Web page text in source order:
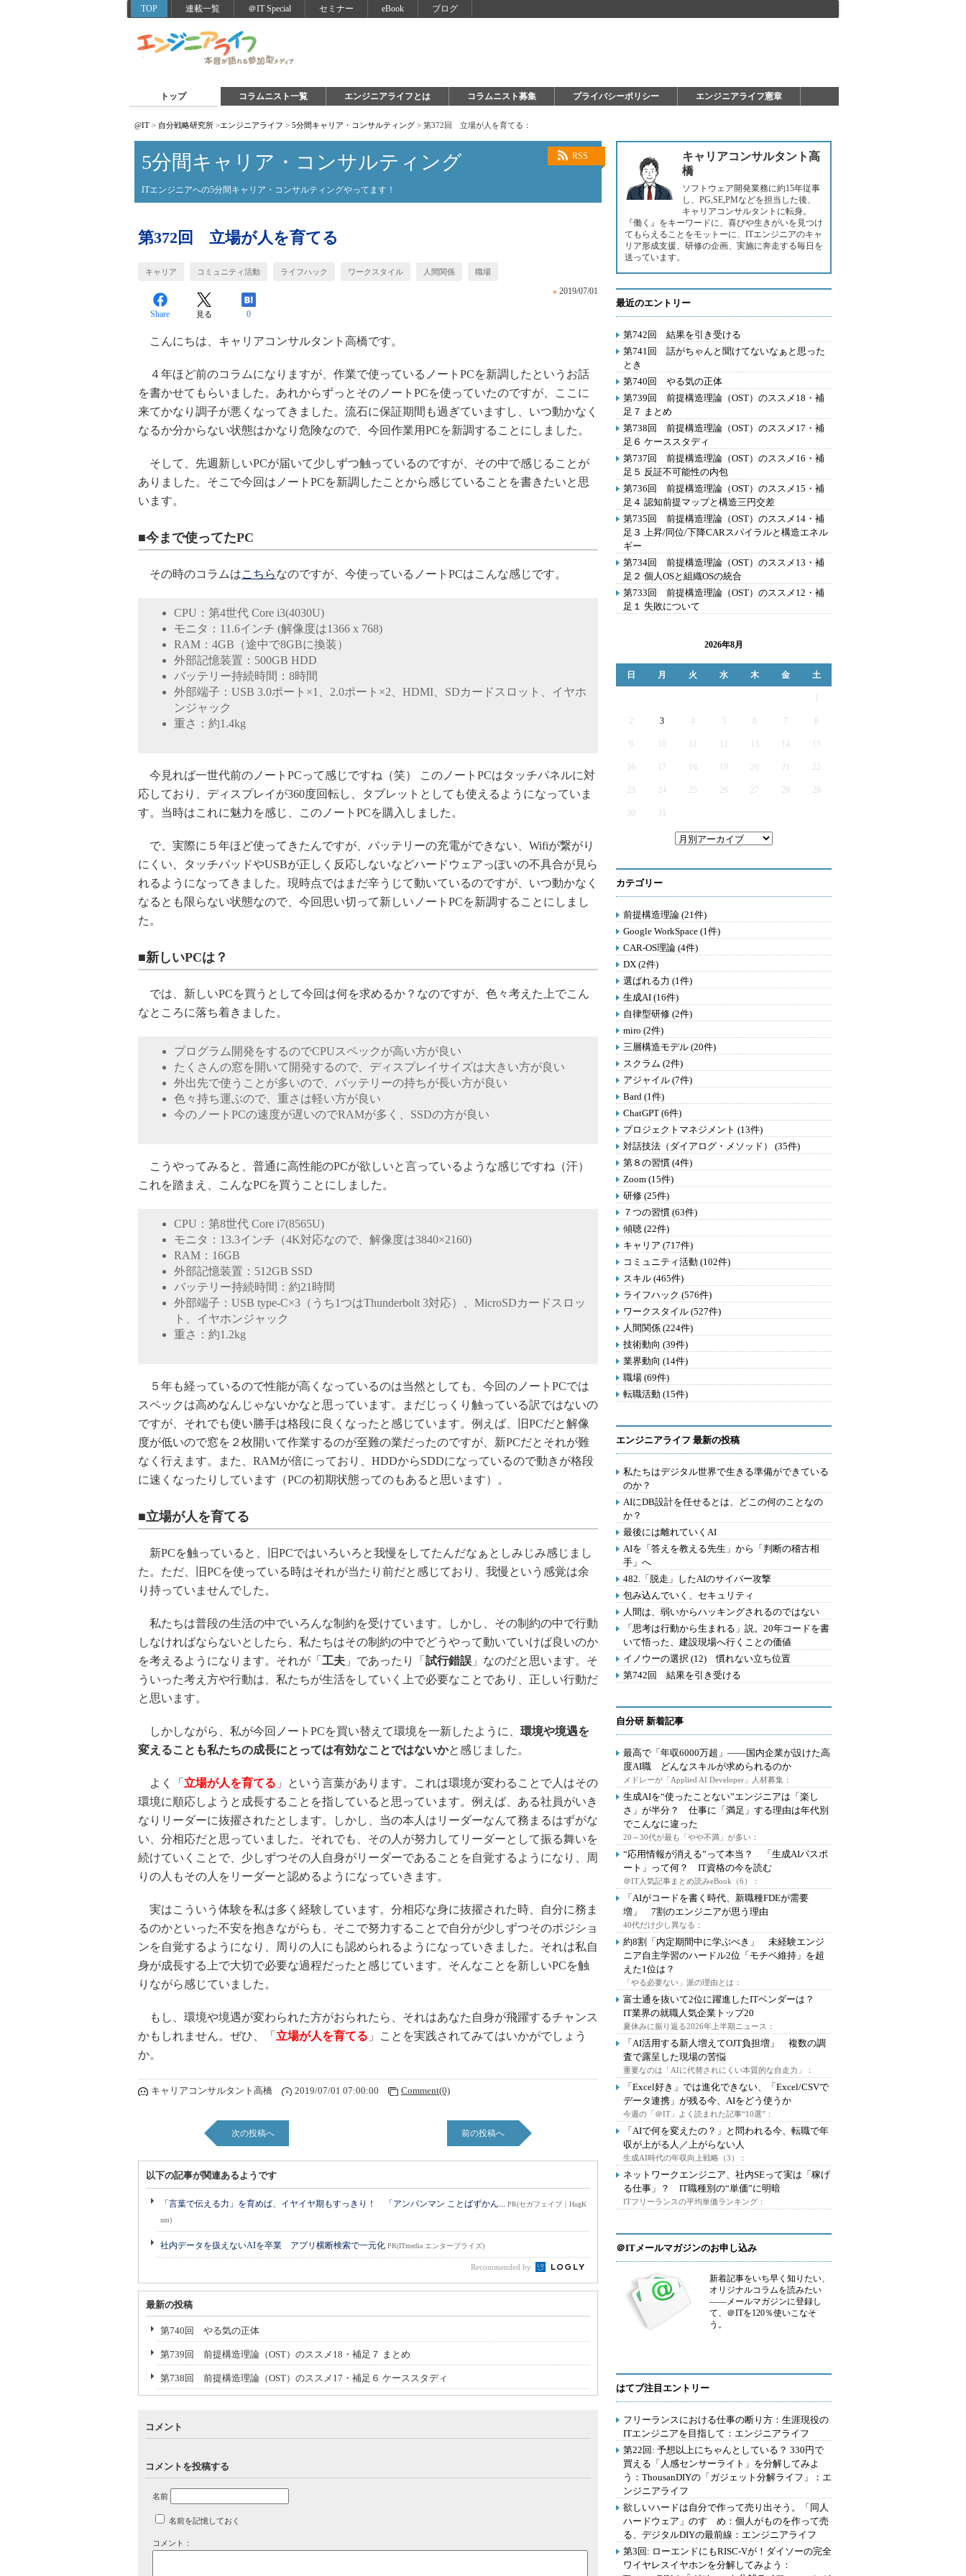
TOP 連載一覧 ＠IT Special セミナー eBook ブログ
トップ コラムニスト一覧 エンジニアライフとは コラムニスト募集 プライバシーポリシー エンジニアライフ憲章
@IT > 自分戦略研究所 >エンジニアライフ > 5分間キャリア・コンサルティング > 第372回 立場が人を育てる：
RSS
5分間キャリア・コンサルティング
ITエンジニアへの5分間キャリア・コンサルティングやってます！
第372回 立場が人を育てる
キャリア コミュニティ活動 ライフハック ワークスタイル 人間関係 職場
» 2019/07/01
Share 見る 0
こんにちは、キャリアコンサルタント高橋です。
４年ほど前のコラムになりますが、作業で使っているノートPCを新調したというお話
を書かせてもらいました。あれからずっとそのノートPCを使っていたのですが、ここに
来てかなり調子が悪くなってきました。流石に保証期間も過ぎていますし、いつ動かなく
なるか分からない状態はかなり危険なので、今回作業用PCを新調することにしました。
そして、先週新しいPCが届いて少しずつ触っているのですが、その中で感じることが
ありました。そこで今回はノートPCを新調したことから感じていることを書きたいと思
います。
■今まで使ってたPC
その時のコラムはこちらなのですが、今使っているノートPCはこんな感じです。
CPU：第4世代 Core i3(4030U)
モニタ：11.6インチ (解像度は1366 x 768)
RAM：4GB（途中で8GBに換装）
外部記憶装置：500GB HDD
バッテリー持続時間：8時間
外部端子：USB 3.0ポート×1、2.0ポート×2、HDMI、SDカードスロット、イヤホ
ンジャック
重さ：約1.4kg
今見れば一世代前のノートPCって感じですね（笑） このノートPCはタッチパネルに対
応しており、ディスプレイが360度回転し、タブレットとしても使えるようになっていま
す。当時はこれに魅力を感じ、このノートPCを購入しました。
で、実際に５年ほど使ってきたんですが、バッテリーの充電ができない、Wifiが繋がり
にくい、タッチパッドやUSBが正しく反応しないなどハードウェアっぽいの不具合が見ら
れるようになってきました。現時点ではまだ辛うじて動いているのですが、いつ動かなく
なるとも限らない状態なので、今回思い切って新しいノートPCを新調することにしまし
た。
■新しいPCは？
では、新しいPCを買うとして今回は何を求めるか？なのですが、色々考えた上でこん
なところに落ち着きました。
プログラム開発をするのでCPUスペックが高い方が良い
たくさんの窓を開いて開発するので、ディスプレイサイズは大きい方が良い
外出先で使うことが多いので、バッテリーの持ちが長い方が良い
色々持ち運ぶので、重さは軽い方が良い
今のノートPCの速度が遅いのでRAMが多く、SSDの方が良い
こうやってみると、普通に高性能のPCが欲しいと言っているような感じですね（汗）
これを踏まえ、こんなPCを買うことにしました。
CPU：第8世代 Core i7(8565U)
モニタ：13.3インチ（4K対応なので、解像度は3840×2160)
RAM：16GB
外部記憶装置：512GB SSD
バッテリー持続時間：約21時間
外部端子：USB type-C×3（うち1つはThunderbolt 3対応）、MicroSDカードスロッ
ト、イヤホンジャック
重さ：約1.2kg
５年も経っているので性能が高くなっているのは当然としても、今回のノートPCでは
スペックは高めなんじゃないかなと思っています。まだじっくり触っている訳ではないの
ですが、それでも使い勝手は格段に良くなったと感じています。例えば、旧PCだと解像
度が低いので窓を２枚開いて作業するのが至難の業だったのですが、新PCだとそれが難
なく行えます。また、RAMが倍にっており、HDDからSDDになっているので動きが格段
に速くなったりしています（PCの初期状態ってのもあると思います）。
■立場が人を育てる
新PCを触っていると、旧PCではいろいろと我慢をしてたんだなぁとしみじみ感じまし
た。ただ、旧PCを使っている時はそれが当たり前だと感じており、我慢という感覚は余
り持っていませんでした。
私たちは普段の生活の中でいろんな制約を受けています。しかし、その制約の中で行動
しなければならないとしたら、私たちはその制約の中でどうやって動いていけば良いのか
を考えるようになります。それが「 工夫 」であったり「 試行錯誤 」なのだと思います。そ
ういった考え方や行動は、私たちが生活をしていく上で必要なことであり、正しい行動だ
と思います。
しかしながら、私が今回ノートPCを買い替えて環境を一新したように、 環境や境遇を
変えることも私たちの成長にとっては有効なことではないかと感じました。
よく「 立場が人を育てる 」という言葉があります。これは環境が変わることで人はその
環境に順応しようと成長することを指していると思っています。例えば、ある社員がいき
なりリーダーに抜擢されたとします。しかし、当の本人はリーダーなんて務まるはずがな
い、分相応だと思っていました。それでも、その人が努力してリーダーとして振る舞いを
続けていくことで、少しずつその人自身がリーダーであることを自覚するようになり、周
りの人もその人をリーダーと認めるようになっていきます。
実はこういう体験を私は多く経験しています。分相応な身に抜擢された時、自分に務ま
るのかといった不安を抱きながらも、そこで努力することで自分が少しずつそのポジショ
ンを自覚するようになり、周りの人にも認められるようになっていきました。それは私自
身が成長する上で大切で必要な過程だったと感じています。そんなことを新しいPCを触
りながら感じていました。
もし、環境や境遇が変わられた方がおられたら、それはあなた自身が飛躍するチャンス
かもしれません。ぜひ、「 立場が人を育てる 」ことを実践されてみてはいかがでしょう
か。
キャリアコンサルタント高橋 2019/07/01 07:00:00 Comment(0)
次の投稿へ 前の投稿へ
以下の記事が関連あるようです
「言葉で伝える力」を育めば、イヤイヤ期もすっきり！ 「アンパンマン ことばずかん... PR(セガフェイブ｜HugK
um)
社内データを扱えないAIを卒業 アプリ横断検索で一元化 PR(ITmedia エンタープライズ)
Recommended by
最新の投稿
第740回 やる気の正体
第739回 前提構造理論（OST）のススメ18・補足７ まとめ
第738回 前提構造理論（OST）のススメ17・補足６ ケーススタディ
コメント
コメントを投稿する
名前
名前を記憶しておく
コメント：
キャリアコンサルタント高
橋
ソフトウェア開発業務に約15年従事
し、PG,SE,PMなどを担当した後、
キャリアコンサルタントに転身。
『働く』をキーワードに、喜びや生きがいを見つけ
てもらえることをモットーに、ITエンジニアのキャ
リア形成支援、研修の企画、実施に奔走する毎日を
送っています。
最近のエントリー
第742回 結果を引き受ける
第741回 話がちゃんと聞けてないなぁと思った
とき
第740回 やる気の正体
第739回 前提構造理論（OST）のススメ18・補
足７ まとめ
第738回 前提構造理論（OST）のススメ17・補
足６ ケーススタディ
第737回 前提構造理論（OST）のススメ16・補
足５ 反証不可能性の内包
第736回 前提構造理論（OST）のススメ15・補
足４ 認知前提マップと構造三円交差
第735回 前提構造理論（OST）のススメ14・補
足３ 上昇/同位/下降CARスパイラルと構造エネル
ギー
第734回 前提構造理論（OST）のススメ13・補
足２ 個人OSと組織OSの統合
第733回 前提構造理論（OST）のススメ12・補
足１ 失敗について
2026年8月
日 月 火 水 木 金 土
2 3 4 5 6 7
9 12 13 14 15
16 17 19 20 21 22
23 24 25 26 27 28 29
30 31
カテゴリー
前提構造理論 (21件)
Google WorkSpace (1件)
CAR-OS理論 (4件)
DX (2件)
選ばれる力 (1件)
生成AI (16件)
自律型研修 (2件)
miro (2件)
三層構造モデル (20件)
スクラム (2件)
アジャイル (7件)
Bard (1件)
ChatGPT (6件)
プロジェクトマネジメント (13件)
対話技法（ダイアログ・メソッド） (35件)
第８の習慣 (4件)
Zoom (15件)
研修 (25件)
７つの習慣 (63件)
傾聴 (22件)
キャリア (717件)
コミュニティ活動 (102件)
スキル (465件)
ライフハック (576件)
ワークスタイル (527件)
人間関係 (224件)
技術動向 (39件)
業界動向 (14件)
職場 (69件)
転職活動 (15件)
エンジニアライフ 最新の投稿
私たちはデジタル世界で生きる準備ができている
のか？
AIにDB設計を任せるとは、どこの何のことなの
か？
最後には離れていくAI
AIを「答えを教える先生」から「判断の稽古相
手」へ
482.「脱走」したAIのサイバー攻撃
包み込んでいく、セキュリティ
人間は、弱いからハッキングされるのではない
「思考は行動から生まれる」説。20年コードを書
いて悟った、建設現場へ行くことの価値
イノウーの選択 (12) 慣れない立ち位置
第742回 結果を引き受ける
自分研 新着記事
最高で「年収6000万超」――国内企業が設けた高
度AI職 どんなスキルが求められるのか
メドレーが「Applied AI Developer」人材募集：
生成AIを“使ったことない”エンジニアは「楽し
さ」が半分？ 仕事に「満足」する理由は年代別
でこんなに違った
20～30代が最も「やや不満」が多い：
“応用情報が消える”って本当？ 「生成AIパスポ
ート」って何？ IT資格の今を読む
＠IT人気記事まとめ読みeBook（6）：
「AIがコードを書く時代、新職種FDEが需要
増」 7割のエンジニアが思う理由
40代だけ少し異なる：
約8割「内定期間中に学ぶべき」 未経験エンジ
ニア自主学習のハードル2位「モチベ維持」を超
えた1位は？
「やる必要ない」派の理由とは：
富士通を抜いて2位に躍進したITベンダーは？
IT業界の就職人気企業トップ20
夏休みに振り返る2026年上半期ニュース：
「AI活用する新人増えてOJT負担増」 複数の調
査で露呈した現場の苦悩
重要なのは「AIに代替されにくい本質的な自走力」：
「Excel好き」では進化できない、「Excel/CSVで
データ連携」が残る今、AIをどう使うか
今週の「＠IT」よく読まれた記事“10選”：
「AIで何を変えたの？」と問われる今、転職で年
収が上がる人／上がらない人
生成AI時代の年収向上戦略（3）：
ネットワークエンジニア、社内SEって実は「稼げ
る仕事」？ IT職種別の“単価”に明暗
ITフリーランスの平均単価ランキング：
＠ITメールマガジンのお申し込み
新着記事をいち早く知りたい、
オリジナルコラムを読みたい
――メールマガジンに登録し
て、＠ITを120％使いこなそ
う。
はてブ注目エントリー
フリーランスにおける仕事の断り方：生涯現役の
ITエンジニアを目指して：エンジニアライフ
第22回: 予想以上にちゃんとしている？ 330円で
買える「人感センサーライト」を分解してみよ
う：ThousanDIYの「ガジェット分解ライフ」：エ
ンジニアライフ
欲しいハードは自分で作って売り出そう。「同人
ハードウェア」のすゝめ：個人がものを作って売
る、デジタルDIYの最前線：エンジニアライフ
第3回: ローエンドにもRISC-Vが！ダイソーの完全
ワイヤレスイヤホンを分解してみよう：